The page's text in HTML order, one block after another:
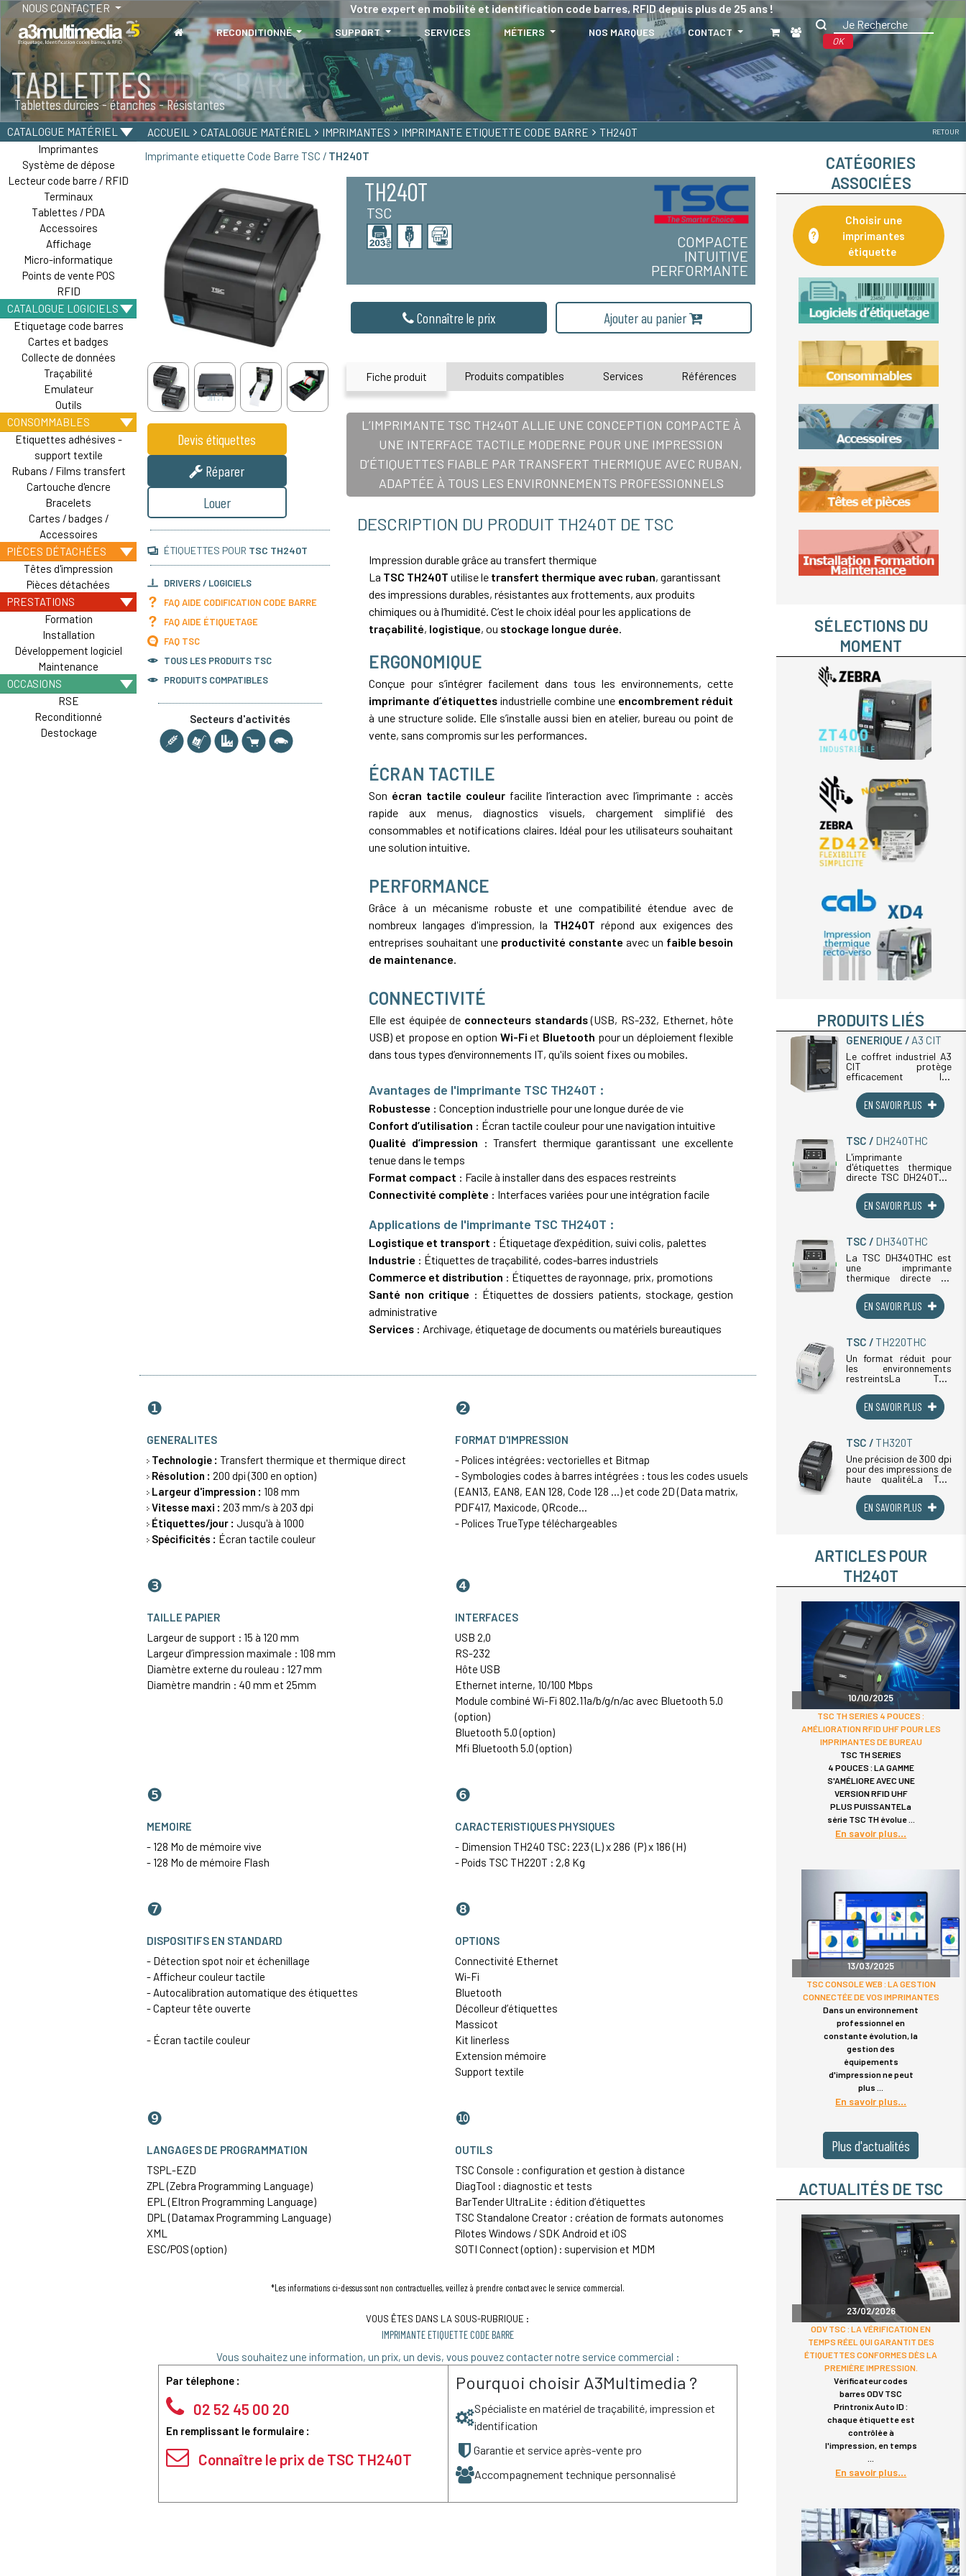
NOUS CONTACTER Votre expert en mobilité et identification code barres, RFID depuis plus de 25 ans !
RECONDITIONNÉ SUPPORT SERVICES MÉTIERS NOS MARQUES CONTACT
OK
TABLETTES
Tablettes durcies - étanches - Résistantes
CATALOGUE MATÉRIEL
Imprimantes
Système de dépose
Lecteur code barre / RFID
Terminaux
Tablettes / PDA
Accessoires
Affichage
Micro-informatique
Points de vente POS
RFID
CATALOGUE LOGICIELS
Etiquetage code barres
Cartes et badges
Collecte de données
Traçabilité
Emulateur
Outils
CONSOMMABLES
Etiquettes adhésives -
support textile
Rubans / Films transfert
Cartouche d'encre
Bracelets
Cartes / badges /
Accessoires
PIÈCES DÉTACHÉES
Têtes d'impression
Pièces détachées
PRESTATIONS
Formation
Installation
Développement logiciel
Maintenance
OCCASIONS
RSE
Reconditionné
Destockage
ACCUEIL CATALOGUE MATÉRIEL IMPRIMANTES IMPRIMANTE ETIQUETTE CODE BARRE TH240T RETOUR
Imprimante etiquette Code Barre TSC / TH240T
Devis étiquettes
Réparer
Louer
ÉTIQUETTES POUR TSC TH240T
DRIVERS / LOGICIELS
FAQ AIDE CODIFICATION CODE BARRE
FAQ AIDE ÉTIQUETAGE
FAQ TSC
TOUS LES PRODUITS TSC
PRODUITS COMPATIBLES
Secteurs d'activités
TH240T
TSC
COMPACTE
INTUITIVE
PERFORMANTE
Connaître le prix Ajouter au panier
Fiche produit Produits compatibles Services Références
L’IMPRIMANTE TSC TH240T ALLIE UNE CONCEPTION COMPACTE À
UNE INTERFACE TACTILE MODERNE POUR UNE IMPRESSION
D’ÉTIQUETTES FIABLE PAR TRANSFERT THERMIQUE AVEC RUBAN,
ADAPTÉE À TOUS LES ENVIRONNEMENTS PROFESSIONNELS
DESCRIPTION DU PRODUIT TH240T DE TSC
Impression durable grâce autransfert thermique
La TSC TH240T utilise le transfert thermique avec ruban, garantissant
des impressions durables, résistantes aux frottements, aux produits
chimiques ou à l’humidité. C’est le choix idéal pour les applications de
traçabilité, logistique, ou stockage longue durée.
ERGONOMIQUE
Conçue pour s’intégrer facilement dans tous les environnements, cette
imprimante d’étiquettes industrielle combine une encombrement réduit
à une structure solide. Elle s’installe aussi bien en atelier, bureau ou point de
vente, sans compromis sur les performances.
ÉCRAN TACTILE
Son écran tactile couleur facilite l’interaction avec l’imprimante : accès
rapide aux menus, diagnostics visuels, chargement simplifié des
consommables et notifications claires. Idéal pour les utilisateurs souhaitant
une solution intuitive.
PERFORMANCE
Grâce à un mécanisme robuste et une compatibilité étendue avec de
nombreux langages d'impression, la TH240T répond aux exigences des
entreprises souhaitant une productivité constanteavec un faible besoin
de maintenance.
CONNECTIVITÉ
Elle est équipée de connecteurs standards(USB, RS-232, Ethernet, hôte
USB) et propose en option Wi-Fi et Bluetooth pour un déploiement flexible
dans tous types d’environnements IT, qu'ils soient fixes ou mobiles.
Avantages de l'imprimante TSC TH240T :
Robustesse : Conception industrielle pour une longue durée de vie
Confort d’utilisation : Écran tactile couleur pour une navigation intuitive
Qualité d’impression :Transfert thermiquegarantissant une excellente
tenue dans le temps
Format compact : Facile à installer dans des espaces restreints
Connectivité complète : Interfaces variées pour une intégration facile
Applications de l'imprimante TSC TH240T :
Logistique et transport : Étiquetage d’expédition, suivicolis, palettes
Industrie : Étiquettes de traçabilité, codes-barres industriels
Commerce et distribution : Étiquettes de rayonnage, prix, promotions
Santé non critique : Étiquettes de dossiers patients, stockage, gestion
administrative
Services : Archivage, étiquetage de documents ou matériels bureautiques
❶
GENERALITES
Technologie : Transfert thermique et thermique direct
Résolution : 200 dpi (300 en option)
Largeur d'impression : 108 mm
Vitesse maxi : 203 mm/s à 203 dpi
Étiquettes/jour : Jusqu'à à 1000
Spécificités : Écran tactile couleur
❷
FORMAT D'IMPRESSION
- Polices intégrées: vectorielles et Bitmap
- Symbologies codes à barres intégrées : tous les codes usuels
(EAN13, EAN8, EAN 128, Code 128 ...) et code 2D (Data matrix,
PDF417, Maxicode, QRcode...
- Polices TrueType téléchargeables
❸
TAILLE PAPIER
Largeur de support : 15 à 120 mm
Largeur d’impression maximale : 108 mm
Diamètre externe du rouleau : 127 mm
Diamètre mandrin : 40 mm et 25mm
❹
INTERFACES
USB 2,0
RS-232
Hôte USB
Ethernet interne, 10/100 Mbps
Module combiné Wi-Fi 802.11a/b/g/n/ac avec Bluetooth 5.0
(option)
Bluetooth 5.0 (option)
Mfi Bluetooth 5.0 (option)
❺
MEMOIRE
- 128 Mo de mémoire vive
- 128 Mo de mémoire Flash
❻
CARACTERISTIQUES PHYSIQUES
- Dimension TH240 TSC: 223 (L) x 286 (P) x 186 (H)
- Poids TSC TH220T : 2,8 Kg
❼
DISPOSITIFS EN STANDARD
- Détection spot noir et échenillage
- Afficheur couleur tactile
- Autocalibration automatique des étiquettes
- Capteur tête ouverte
- Écran tactile couleur
❽
OPTIONS
Connectivité Ethernet
Wi-Fi
Bluetooth
Décolleur d’étiquettes
Massicot
Kit linerless
Extension mémoire
Support textile
❾
LANGAGES DE PROGRAMMATION
TSPL-EZD
ZPL (Zebra Programming Language)
EPL (Eltron Programming Language)
DPL (Datamax Programming Language)
XML
ESC/POS (option)
❿
OUTILS
TSC Console : configuration et gestion à distance
DiagTool : diagnostic et tests
BarTender UltraLite : édition d’étiquettes
TSC Standalone Creator : création de formats autonomes
Pilotes Windows / SDK Android et iOS
SOTI Connect (option) : supervision et MDM
*Les informations ci-dessus sont non contractuelles, veillez à prendre contact avec le service commercial.
VOUS ÊTES DANS LA SOUS-RUBRIQUE :
IMPRIMANTE ETIQUETTE CODE BARRE
Vous souhaitez une information, un prix, un devis, vous pouvez contacter notre service commercial :
Par télephone :
02 52 45 00 20
En remplissant le formulaire :
Connaître le prix de TSC TH240T
Pourquoi choisir A3Multimedia ?
Spécialiste en matériel de traçabilité, impression et
identification
Garantie et service après-vente pro
Accompagnement technique personnalisé
CATÉGORIES
ASSOCIÉES
?
Choisir une
imprimantes
étiquette
SÉLECTIONS DU
MOMENT
PRODUITS LIÉS
GENERIQUE A3 CIT
Le coffret industriel A3
CIT protège
efficacement les
en environnements
industriels
contraignants. Conçu
thermoformé haute
résistance, ce coffret
garantit (...)
EN SAVOIR PLUS
TSC DH240THC
L'imprimante
d'étiquettes thermique
directe TSC DH240THC
développée pour
répondre aux besoins
des établissements de
médicaux et des
pharmacies
hospitalières. (...)
EN SAVOIR PLUS
TSC DH340THC
La TSC DH340THC est
une imprimante
thermique directe de
développée pour les
environnements
médicaux et
traité antibactérien
empêche la prolifération
microbienne, (...)
EN SAVOIR PLUS
TSC TH220THC
Un format réduit pour
les environnements
restreintsLa TSC
imprimante d'étiquettes
compacte conçue pour
répondre aux besoins
et médical, où les
postes de travail (...)
EN SAVOIR PLUS
TSC TH320T
Une précision de 300 dpi
pour des impressions de
haute qualitéLa TSC
imprimante thermique
de haute qualité qui
offre une résolution de
nettes, (...)
EN SAVOIR PLUS
ARTICLES POUR
TH240T
10/10/2025
TSC TH SERIES 4 POUCES :
AMÉLIORATION RFID UHF POUR LES
IMPRIMANTES DE BUREAU
TSC TH SERIES
4 POUCES : LA GAMME
S'AMÉLIORE AVEC UNE
VERSION RFID UHF
PLUS PUISSANTELa
série TSC TH évolue
En savoir plus
13/03/2025
TSC CONSOLE WEB : LA GESTION
CONNECTÉE DE VOS IMPRIMANTES
Dans un environnement
professionnel en
constante évolution, la
gestion des
équipements
d'impression ne peut
plus
En savoir plus
Plus d'actualités
ACTUALITÉS DE TSC
23/02/2026
ODV TSC : LA VÉRIFICATION EN
TEMPS RÉEL QUI GARANTIT DES
ÉTIQUETTES CONFORMES DÈS LA
PREMIÈRE IMPRESSION.
Vérificateur codes
barres ODV TSC
Printronix Auto ID :
chaque étiquette est
contrôlée à
l'impression, en temps
En savoir plus